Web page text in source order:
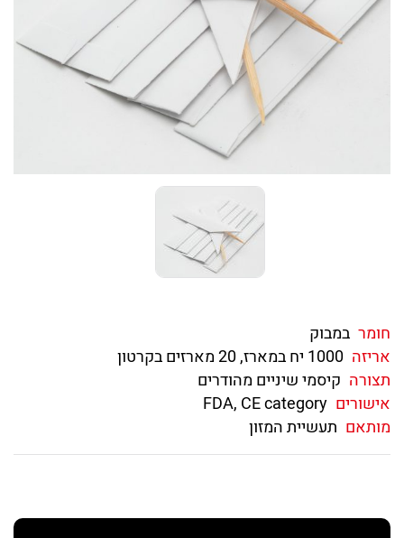
חומר במבוק
אריזה 1000 יח במארז, 20 מארזים בקרטון
תצורה קיסמי שיניים מהודרים
אישורים FDA, CE category
מותאם תעשיית המזון